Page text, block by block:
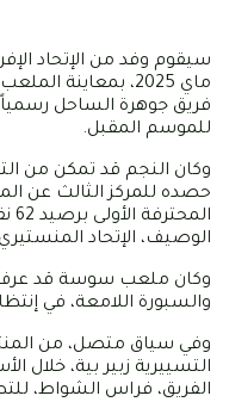
ماي 2025، بمعاينة
فريق جوهرة الساحل رسمياً
للموسم المقبل.
وكان النجم قد تمكن من
حصده للمركز الثالث عن
الوصيف، الإتحاد
وكان ملعب سوسة قد عرف
والسبورة اللامعة، في
وفي سياق متصل، من
التسييرية زبير بية، خلال
الفريق، فراس الشواط،